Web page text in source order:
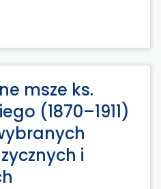
msze ks.
(1870–1911)
i